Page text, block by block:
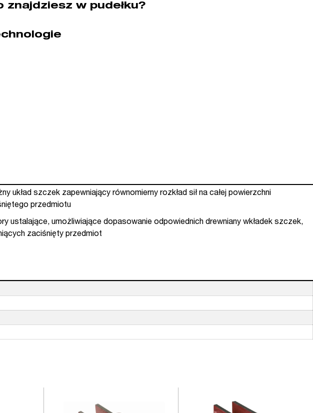
znajdziesz w pudełku?
układ szczek zapewniający równomierny rozkład sił na całej powierzchni
przedmiotu
ustalające, umożliwiające dopasowanie odpowiednich drewniany wkładek szczek,
zaciśnięty przedmiot